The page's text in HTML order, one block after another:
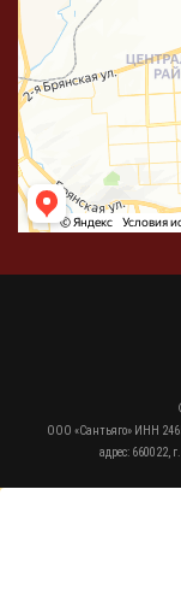
ООО «Сантьяго» ИНН
адрес: 660022,